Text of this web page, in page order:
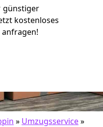
günstiger
kostenloses
» Umzugsservice»